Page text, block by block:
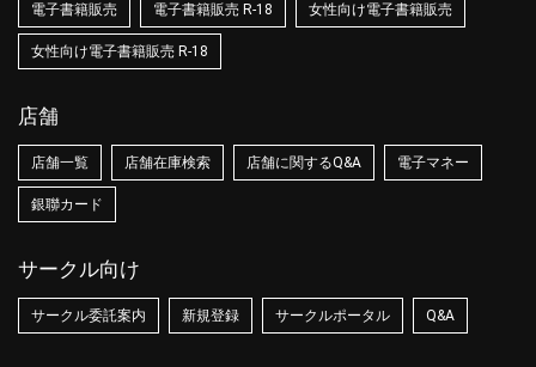
電子書籍販売 電子書籍販売 R-18 女性向け電子書籍販売
女性向け電子書籍販売 R-18
店舗
店舗一覧 店舗在庫検索 店舗に関するQ&A 電子マネー
銀聯カード
サークル向け
サークル委託案内 新規登録 サークルポータル Q&A